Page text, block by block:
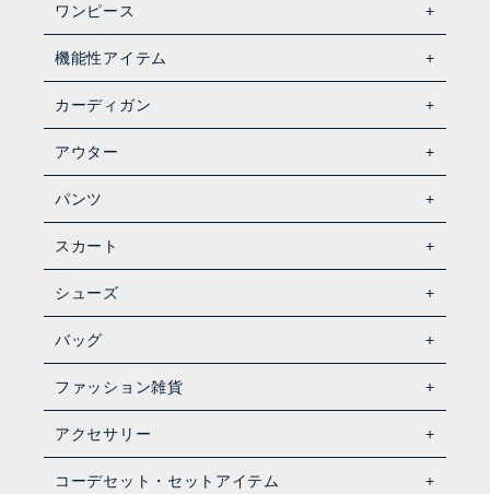
ワンピース
機能性アイテム
カーディガン
アウター
パンツ
スカート
シューズ
バッグ
ファッション雑貨
アクセサリー
コーデセット・セットアイテム